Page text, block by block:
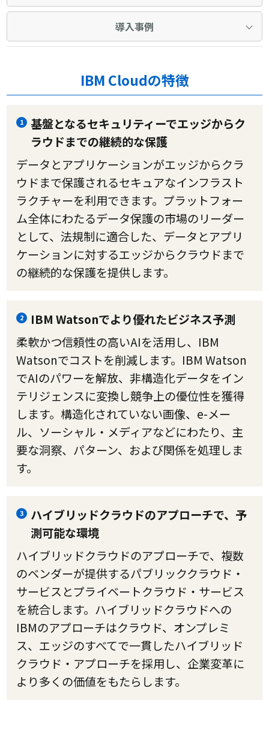
導入事例
IBM Cloudの特徴
1
基盤となるセキュリティーでエッジからク
ラウドまでの継続的な保護
データとアプリケーションがエッジからクラ
ウドまで保護されるセキュアなインフラスト
ラクチャーを利用できます。プラットフォー
ム全体にわたるデータ保護の市場のリーダー
として、法規制に適合した、データとアプリ
ケーションに対するエッジからクラウドまで
の継続的な保護を提供します。
2
IBM Watsonでより優れたビジネス予測
柔軟かつ信頼性の高いAIを活用し、IBM
Watsonでコストを削減します。IBM Watson
でAIのパワーを解放、非構造化データをイン
テリジェンスに変換し競争上の優位性を獲得
します。構造化されていない画像、e-メー
ル、ソーシャル・メディアなどにわたり、主
要な洞察、パターン、および関係を処理しま
す。
3
ハイブリッドクラウドのアプローチで、予
測可能な環境
ハイブリッドクラウドのアプローチで、複数
のベンダーが提供するパブリッククラウド・
サービスとプライベートクラウド・サービス
を統合します。ハイブリッドクラウドへの
IBMのアプローチはクラウド、オンプレミ
ス、エッジのすべてで一貫したハイブリッド
クラウド・アプローチを採用し、企業変革に
より多くの価値をもたらします。